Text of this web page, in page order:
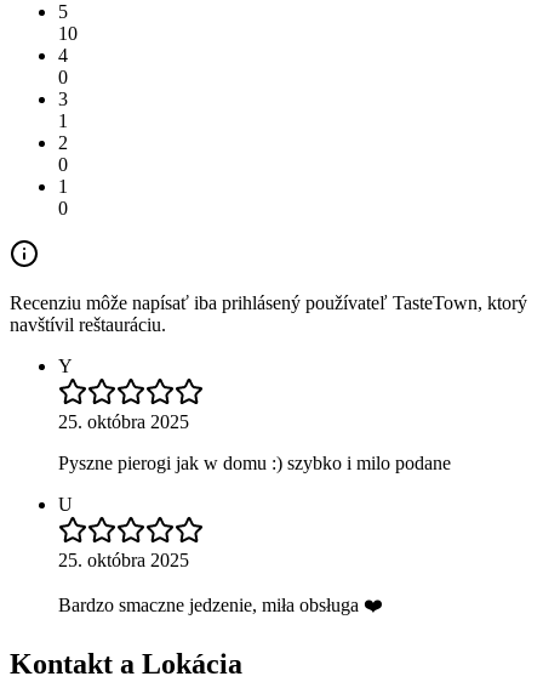
5
10
4
0
3
1
2
0
1
0
Recenziu môže napísať iba prihlásený používateľ TasteTown, ktorý
navštívil reštauráciu.
Y
25. októbra 2025
Pyszne pierogi jak w domu :) szybko i milo podane
U
25. októbra 2025
Bardzo smaczne jedzenie, miła obsługa ❤️
Kontakt a Lokácia